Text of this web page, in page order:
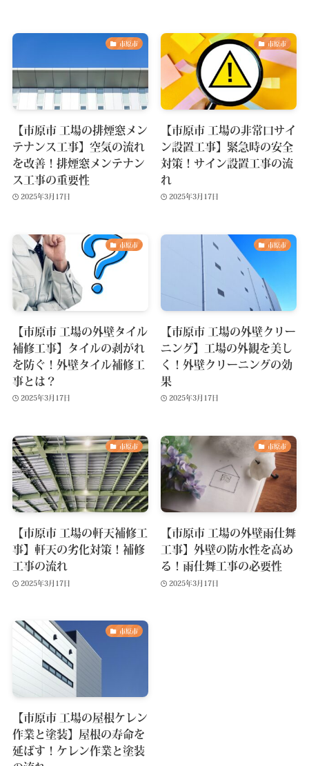
市原市
【市原市 工場の排煙窓メン
テナンス工事】空気の流れ
を改善！排煙窓メンテナン
ス工事の重要性
2025年3月17日
市原市
【市原市 工場の非常口サイ
ン設置工事】緊急時の安全
対策！サイン設置工事の流
れ
2025年3月17日
市原市
【市原市 工場の外壁タイル
補修工事】タイルの剥がれ
を防ぐ！外壁タイル補修工
事とは？
2025年3月17日
市原市
【市原市 工場の外壁クリー
ニング】工場の外観を美し
く！外壁クリーニングの効
果
2025年3月17日
市原市
【市原市 工場の軒天補修工
事】軒天の劣化対策！補修
工事の流れ
2025年3月17日
市原市
【市原市 工場の外壁雨仕舞
工事】外壁の防水性を高め
る！雨仕舞工事の必要性
2025年3月17日
市原市
【市原市 工場の屋根ケレン
作業と塗装】屋根の寿命を
延ばす！ケレン作業と塗装